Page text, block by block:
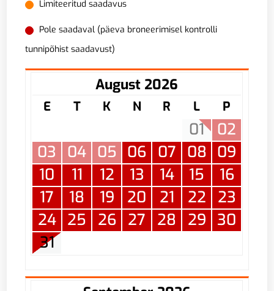
Limiteeritud saadavus
Pole saadaval (päeva broneerimisel kontrolli
tunnipõhist saadavust)
August 2026
E T K N R L P
01
02
03
04 05 06 07 08 09
10
11 12 13 14 15
16
17
18 19 20 21 22
23
24 25 26 27 28 29
30
31